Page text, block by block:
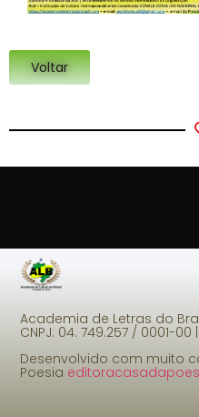
Voltar
Academia de Letras do
CNPJ: 04. 749.257 / 0001-00 |
Desenvolvido com muito
Poesia